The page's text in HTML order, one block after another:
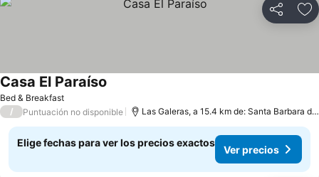
Compartir
Bed & Breakfast
Casa El Paraíso
/ Puntuación no disponible Las Galeras, a 15.4 km de: Santa Barbara de Samana
Elige fechas para ver los precios exactos
Ver precios